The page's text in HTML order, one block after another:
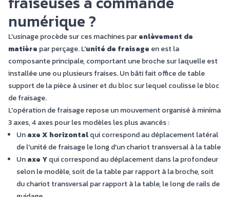
numérique ?
L'usinage procède sur ces machines parenlèvement de
matière par perçage. L'unité de fraisage en est la
composante principale, comportant une broche sur laquelle est
installée une ou plusieurs fraises. Un bâti fait office de table
support de la pièce à usiner et du bloc sur lequel coulisse le bloc
de fraisage.
L'opération de fraisage repose un mouvement organisé à minima
3 axes, 4 axes pour les modèles les plus avancés :
Unaxe X horizontalqui correspond au déplacement latéral
de l'unité de fraisage le long d'un chariot transversal à la table
Unaxe Yqui correspond au déplacement dans la profondeur
selon le modèle, soit de la table par rapport à la broche, soit
du chariot transversal par rapport à la table, le long de rails de